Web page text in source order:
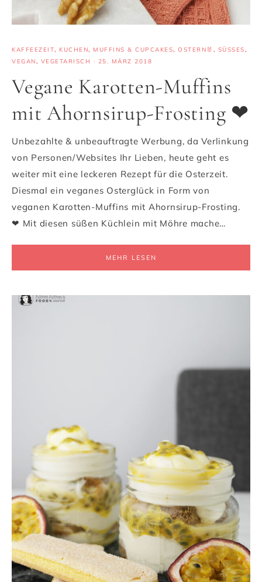
KAFFEEZEIT, KUCHEN, MUFFINS & CUPCAKES, OSTERN🐰 , SÜSSES
,
VEGAN, VEGETARISCH · 25. MÄRZ 2018
Vegane Karotten-Muffins
mit Ahornsirup-Frosting ❤
Unbezahlte & unbeauftragte Werbung, da Verlinkung
von Personen/Websites Ihr Lieben, heute geht es
weiter mit eine leckeren Rezept für die Osterzeit.
Diesmal ein veganes Osterglück in Form von
veganen Karotten-Muffins mit Ahornsirup-Frosting.
❤ Mit diesen süßen Küchlein mit Möhre mache…
MEHR LESEN